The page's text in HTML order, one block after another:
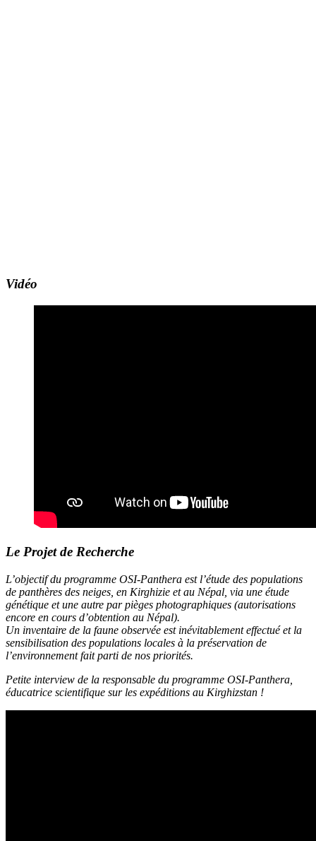
Vidéo
Le Projet de Recherche
L’objectif du programme OSI-Panthera est l’étude des populations
de panthères des neiges, en Kirghizie et au Népal, via une étude
génétique et une autre par pièges photographiques (autorisations
encore en cours d’obtention au Népal).
Un inventaire de la faune observée est inévitablement effectué et la
sensibilisation des populations locales à la préservation de
l’environnement fait parti de nos priorités.
Petite interview de la responsable du programme OSI-Panthera,
éducatrice scientifique sur les expéditions au Kirghizstan !